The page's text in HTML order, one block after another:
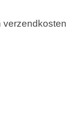
verzendkosten